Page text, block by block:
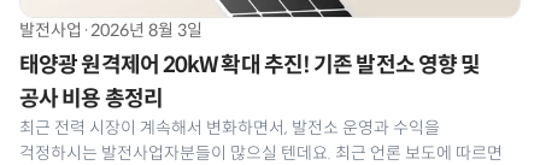
발전사업 ·2026년 8월 3일
태양광 원격제어 20kW 확대 추진! 기존 발전소 영향 및
공사 비용 총정리
최근 전력 시장이 계속해서 변화하면서, 발전소 운영과 수익을
걱정하시는 발전사업자분들이 많으실 텐데요. 최근 언론 보도에 따르면